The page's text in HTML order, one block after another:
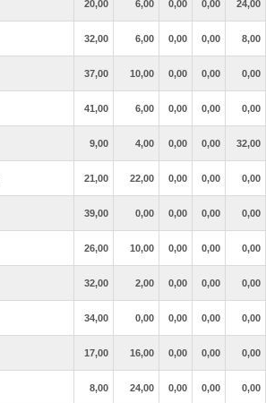
20,00 6,00 0,00 0,00 24,00
32,00 6,00 0,00 0,00 8,00
37,00 10,00 0,00 0,00 0,00
41,00 6,00 0,00 0,00 0,00
9,00 4,00 0,00 0,00 32,00
21,00 22,00 0,00 0,00 0,00
39,00 0,00 0,00 0,00 0,00
26,00 10,00 0,00 0,00 0,00
32,00 2,00 0,00 0,00 0,00
34,00 0,00 0,00 0,00 0,00
17,00 16,00 0,00 0,00 0,00
8,00 24,00 0,00 0,00 0,00